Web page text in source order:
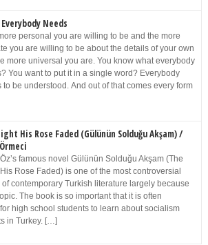
Needs
personal you are willing to be and the more
you are willing to be about the details of your own
more universal you are. You know what everybody
You want to put it in a single word? Everybody
to be understood. And out of that comes every form
His Rose Faded (Gülünün Solduğu Akşam) /
famous novel Gülünün Solduğu Akşam (The
Rose Faded) is one of the most controversial
of contemporary Turkish literature largely because
The book is so important that it is often
high school students to learn about socialism
in Turkey. […]